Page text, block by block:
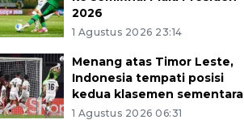
2026
1 Agustus 2026 23:14
Menang atas Timor Leste,
Indonesia tempati posisi
kedua klasemen sementara
1 Agustus 2026 06:31